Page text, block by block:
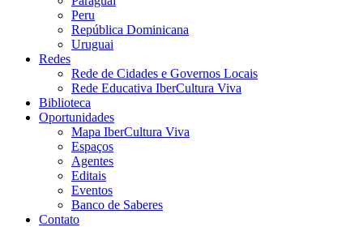
Peru
República Dominicana
Uruguai
Redes
Rede de Cidades e Governos Locais
Rede Educativa IberCultura Viva
Biblioteca
Oportunidades
Mapa IberCultura Viva
Espaços
Agentes
Editais
Eventos
Banco de Saberes
Contato